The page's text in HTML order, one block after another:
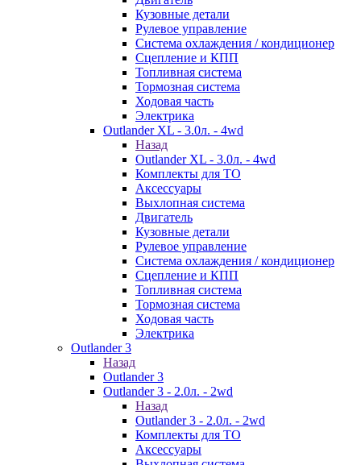
Кузовные детали
Рулевое управление
Система охлаждения / кондиционер
Сцепление и КПП
Топливная система
Тормозная система
Ходовая часть
Электрика
Outlander XL - 3.0л. - 4wd
Назад
Outlander XL - 3.0л. - 4wd
Комплекты для ТО
Аксессуары
Выхлопная система
Двигатель
Кузовные детали
Рулевое управление
Система охлаждения / кондиционер
Сцепление и КПП
Топливная система
Тормозная система
Ходовая часть
Электрика
Outlander 3
Назад
Outlander 3
Outlander 3 - 2.0л. - 2wd
Назад
Outlander 3 - 2.0л. - 2wd
Комплекты для ТО
Аксессуары